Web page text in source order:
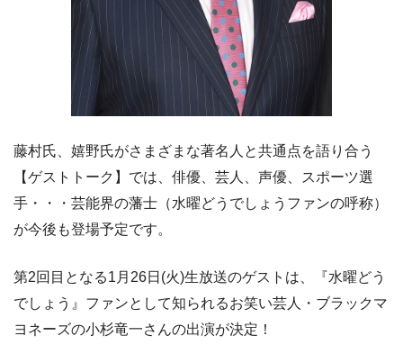
藤村氏、嬉野氏がさまざまな著名人と共通点を語り合う
【ゲストトーク】では、俳優、芸人、声優、スポーツ選
手・・・芸能界の藩士（水曜どうでしょうファンの呼称）
が今後も登場予定です。
第2回目となる1月26日(火)生放送のゲストは、『水曜どう
でしょう』ファンとして知られるお笑い芸人・ブラックマ
ヨネーズの小杉竜一さんの出演が決定！